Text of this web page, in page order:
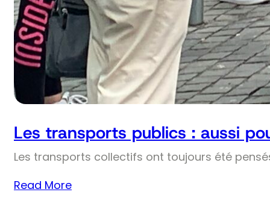
Les transports publics : aussi
Les transports collectifs ont toujours été
Read More